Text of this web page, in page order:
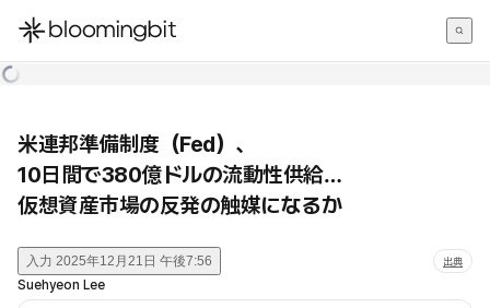
한국어
米連邦準備制度（Fed）、
10日間で380億ドルの流動性供給…
仮想資産市場の反発の触媒になるか
入力 2025年12月21日 午後7:56 出典
Suehyeon Lee